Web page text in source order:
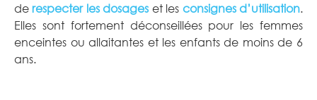
de respecter les dosages et les consignes d’utilisation.
Elles sont fortement déconseillées pour les femmes
enceintes ou allaitantes et les enfants de moins de 6
ans.